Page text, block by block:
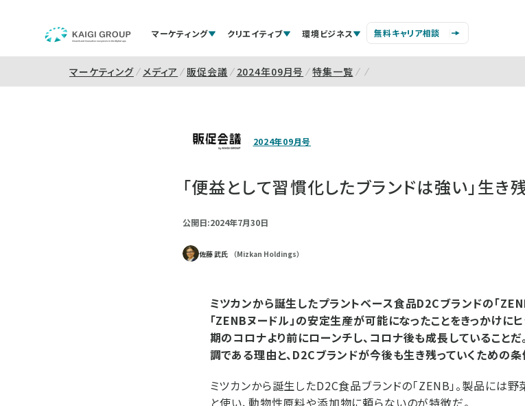
マーケティング クリエイティブ 環境ビジネス 無料キャリア相談
マーケティング メディア 販促会議 2024年09月号 特集一覧
2024年09月号
「便益として習慣化したブランドは強い」生
公開日:2024年7月30日
佐藤 武氏 （Mizkan Holdings）
ミツカンから誕生したプラントベース食品D2Cブランドの「
「ZENBヌードル」の安定生産が可能になったことをきっかけに
期のコロナより前にローンチし、コロナ後も成長していること
調である理由と、D2Cブランドが今後も生き残っていくための条
ミツカンから誕生したD2C食品ブランドの「ZENB」。製品には
と使い、動物性原料や添加物に頼らないのが特徴だ。